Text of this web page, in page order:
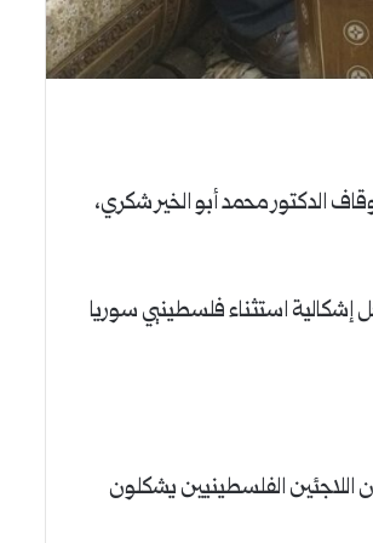
الدكتور محمد أبو الخير شكري،
إشكالية استثناء فلسطينيي سوريا
اللاجئين الفلسطينيين يشكلون